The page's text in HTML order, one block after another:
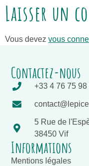
Laisser un
Vous devez vous
Contactez-nous
+33 4 76 75 98
5 Rue de
38450 Vif
Informations
Mentions légales